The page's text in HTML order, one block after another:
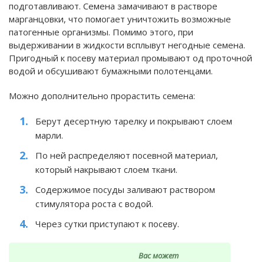
подготавливают. Семена замачивают в растворе
марганцовки, что помогает уничтожить возможные
патогенные организмы. Помимо этого, при
выдерживании в жидкости всплывут негодные семена.
Пригодный к посеву материал промывают од проточной
водой и обсушивают бумажными полотенцами.
Можно дополнительно прорастить семена:
Берут десертную тарелку и покрывают слоем
марли.
По ней распределяют посевной материал,
который накрывают слоем ткани.
Содержимое посуды заливают раствором
стимулятора роста с водой.
Через сутки приступают к посеву.
Вас может